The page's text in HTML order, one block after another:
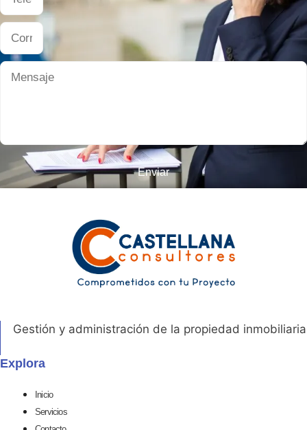
Enviar
Gestión y administración de la propiedad inmobiliaria
Explora
Inicio
Servicios